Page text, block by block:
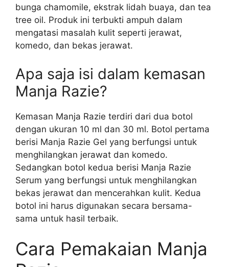
bunga chamomile, ekstrak lidah buaya, dan tea
tree oil. Produk ini terbukti ampuh dalam
mengatasi masalah kulit seperti jerawat,
komedo, dan bekas jerawat.
Apa saja isi dalam kemasan
Manja Razie?
Kemasan Manja Razie terdiri dari dua botol
dengan ukuran 10 ml dan 30 ml. Botol pertama
berisi Manja Razie Gel yang berfungsi untuk
menghilangkan jerawat dan komedo.
Sedangkan botol kedua berisi Manja Razie
Serum yang berfungsi untuk menghilangkan
bekas jerawat dan mencerahkan kulit. Kedua
botol ini harus digunakan secara bersama-
sama untuk hasil terbaik.
Cara Pemakaian Manja